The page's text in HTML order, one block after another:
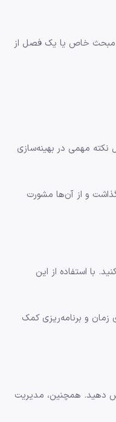
مبحث خاص یا یک فصل از
نکته مهمی در بهینه‌سازی
و از آن‌ها مشورت
با استفاده از این
زمان و برنامه‌ریزی کمک
دهید. همچنین، مدیریت